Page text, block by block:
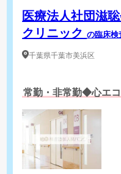
医療法人社団滋
クリニックの臨床検
千葉県千葉市美浜区
常勤・非常勤◆心エ